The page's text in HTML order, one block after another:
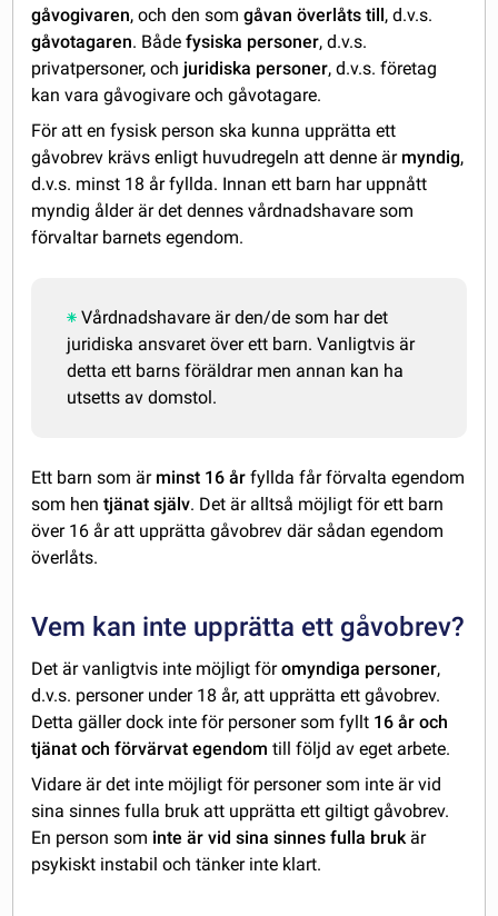
gåvogivaren, och den somgåvan överlåts till, d.v.s.
gåvotagaren. Bådefysiska personer, d.v.s.
privatpersoner, och juridiska personer, d.v.s. företag
kan vara gåvogivare och gåvotagare.
För att en fysisk person ska kunna upprätta ett
gåvobrev krävs enligt huvudregeln att denne är myndig,
d.v.s. minst 18 år fyllda. Innan ett barn har uppnått
myndig ålder är det dennes vårdnadshavare som
förvaltar barnets egendom.
Vårdnadshavare är den/de som har det
juridiska ansvaret över ett barn. Vanligtvis är
detta ett barns föräldrar men annan kan ha
utsetts av domstol.
Ett barn som är minst 16 år fyllda får förvalta egendom
som hentjänat själv. Det är alltså möjligt för ett barn
över 16 år att upprätta gåvobrev där sådan egendom
överlåts.
Vem kan inte upprätta ett gåvobrev?
Det är vanligtvis inte möjligt föromyndiga personer,
d.v.s. personer under 18 år, att upprätta ett gåvobrev.
Detta gäller dock inte för personer som fyllt 16 år och
tjänat och förvärvat egendom till följd av eget arbete.
Vidare är det inte möjligt för personer som inte är vid
sina sinnes fulla bruk att upprätta ett giltigt gåvobrev.
En person som inte är vid sina sinnes fulla bruk är
psykiskt instabil och tänker inte klart.